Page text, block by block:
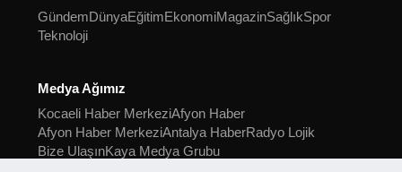
GündemDünyaEğitimEkonomiMagazinSağlıkSpor
Teknoloji
Medya Ağımız
Kocaeli Haber MerkeziAfyon Haber
Afyon Haber MerkeziAntalya HaberRadyo Lojik
Bize UlaşınKaya Medya Grubu